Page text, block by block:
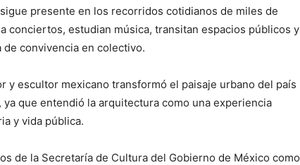
presente en los recorridos cotidianos de miles de
conciertos, estudian música, transitan espacios públicos y
convivencia en colectivo.
y escultor mexicano transformó el paisaje urbano del país
que entendió la arquitectura como una experiencia
y vida pública.
de la Secretaría de Cultura del Gobierno de México como